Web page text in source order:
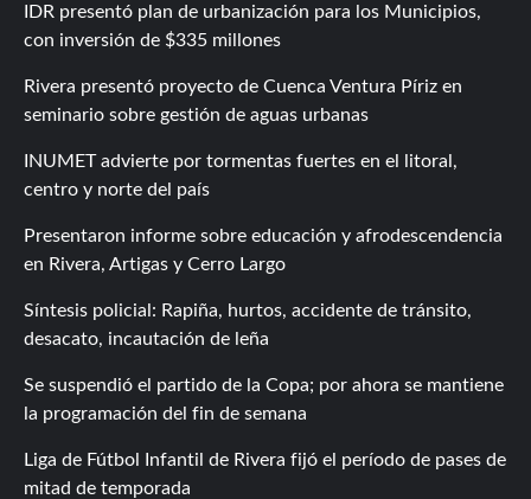
IDR presentó plan de urbanización para los Municipios,
con inversión de $335 millones
Rivera presentó proyecto de Cuenca Ventura Píriz en
seminario sobre gestión de aguas urbanas
INUMET advierte por tormentas fuertes en el litoral,
centro y norte del país
Presentaron informe sobre educación y afrodescendencia
en Rivera, Artigas y Cerro Largo
Síntesis policial: Rapiña, hurtos, accidente de tránsito,
desacato, incautación de leña
Se suspendió el partido de la Copa; por ahora se mantiene
la programación del fin de semana
Liga de Fútbol Infantil de Rivera fijó el período de pases de
mitad de temporada